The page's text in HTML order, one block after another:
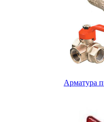
Арматура